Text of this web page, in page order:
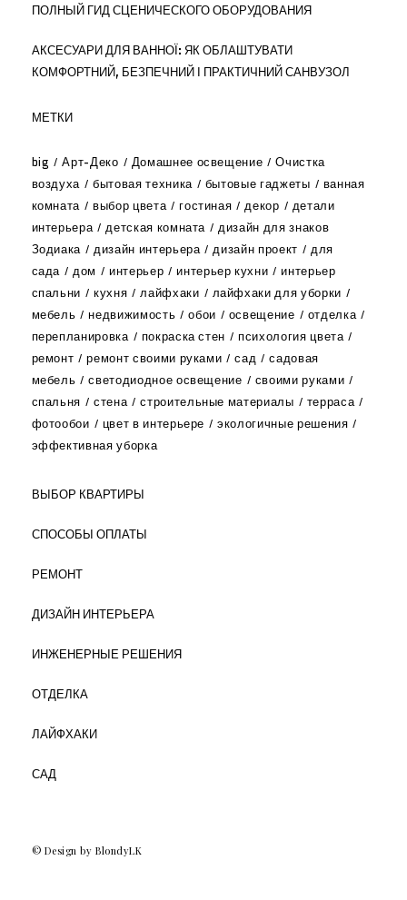
ПОЛНЫЙ ГИД СЦЕНИЧЕСКОГО ОБОРУДОВАНИЯ
АКСЕСУАРИ ДЛЯ ВАННОЇ: ЯК ОБЛАШТУВАТИ
КОМФОРТНИЙ, БЕЗПЕЧНИЙ І ПРАКТИЧНИЙ САНВУЗОЛ
МЕТКИ
big Арт-Деко Домашнее освещение
Очистка
воздуха
бытовая техника бытовые гаджеты
ванная
комната
выбор цвета гостиная декор
детали
интерьера
детская комната
дизайн для знаков
Зодиака
дизайн интерьера дизайн проект
для
сада
дом интерьер интерьер кухни
интерьер
спальни
кухня лайфхаки
лайфхаки для уборки
мебель
недвижимость обои освещение
отделка
перепланировка
покраска стен
психология цвета
ремонт
ремонт своими руками сад
садовая
мебель
светодиодное освещение
своими руками
спальня
стена строительные материалы
терраса
фотообои
цвет в интерьере
экологичные решения
эффективная уборка
ВЫБОР КВАРТИРЫ
СПОСОБЫ ОПЛАТЫ
РЕМОНТ
ДИЗАЙН ИНТЕРЬЕРА
ИНЖЕНЕРНЫЕ РЕШЕНИЯ
ОТДЕЛКА
ЛАЙФХАКИ
САД
© Design by BlondyLK